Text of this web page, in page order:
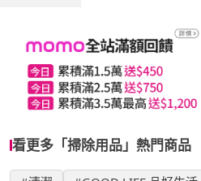
看更多「掃除用品」熱門商品